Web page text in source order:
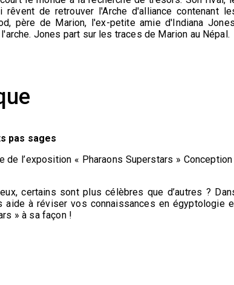
de retrouver l'Arche d'alliance contenant
père de Marion, l'ex-petite amie d'Indiana
Jones part sur les traces de Marion au Népal.
pas sages
l’exposition « Pharaons Superstars » Conception
certains sont plus célèbres que d’autres ?
aide à réviser vos connaissances en égyptologie
» à sa façon !